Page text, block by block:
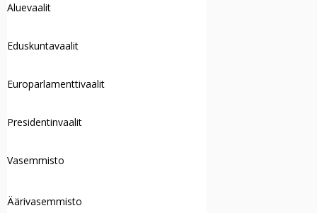
Aluevaalit
Eduskuntavaalit
Europarlamenttivaalit
Presidentinvaalit
Vasemmisto
Äärivasemmisto